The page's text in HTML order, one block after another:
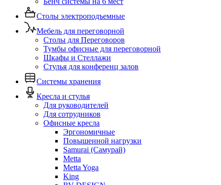
Столы электроподъемные
Мебель для переговорной
Столы для Переговоров
Тумбы офисные для переговорной
Шкафы и Стеллажи
Стулья для конференц залов
Системы хранения
Кресла и стулья
Для руководителей
Для сотрудников
Офисные кресла
Эргономичные
Повышенной нагрузки
Samurai (Самурай)
Metta
Metta Yoga
King